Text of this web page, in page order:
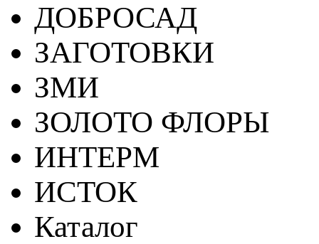
ДОБРОСАД
ЗАГОТОВКИ
ЗМИ
ЗОЛОТО ФЛОРЫ
ИНТЕРМ
ИСТОК
Каталог